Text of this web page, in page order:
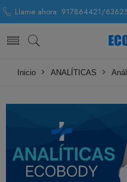
Llame ahora: 917864421/
Inicio ANALÍTICAS